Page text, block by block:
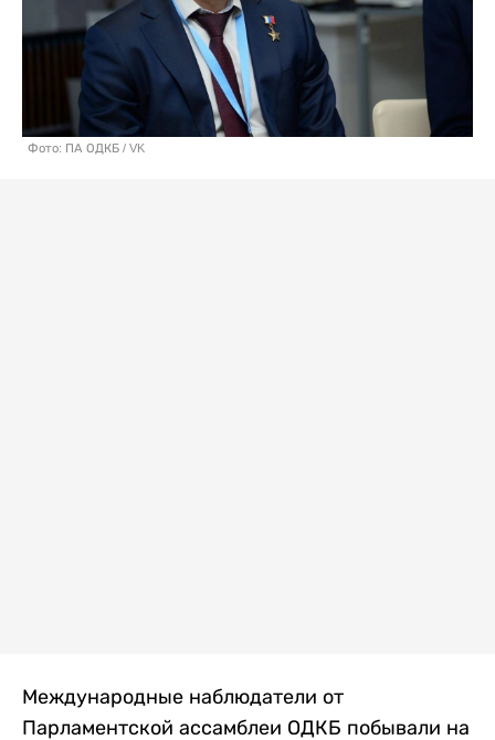
Фото: ПА ОДКБ / VK
Международные наблюдатели от
Парламентской ассамблеи ОДКБ побывали на